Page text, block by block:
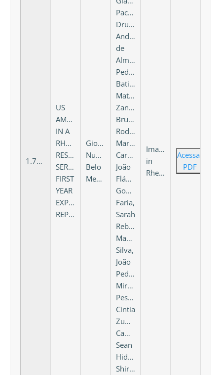
1.735
US
AMBULATORY
IN A
RHEUMATOLOGY
RESIDENCY
SERVICE:
FIRST
YEAR
EXPERIENCE
REPORT
Giovanna
Nunes
Belo
Mendes
Pacheco
Drumond,
Andrea
de
Almeida
Peduti
Batist,
Matheus
Zanata
Brufatto,
Rodrigo
Martins
Carvalho,
João
Flávio
Gomes
Faria,
Sarah
Rebecca
Machado
Silva,
João
Pedro
Miranda
Pesca,
Cintia
Zumstein
Camargo,
Sean
Hideo
Shirata
Imaging
in
Rheumatology
Acessar
PDF